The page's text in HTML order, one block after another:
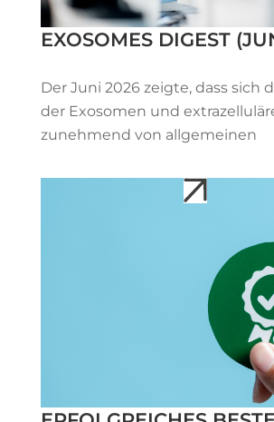
EXOSOMES DIGEST
Der Juni 2026 zeigte, dass sich
der Exosomen und
zunehmend von allgemeinen